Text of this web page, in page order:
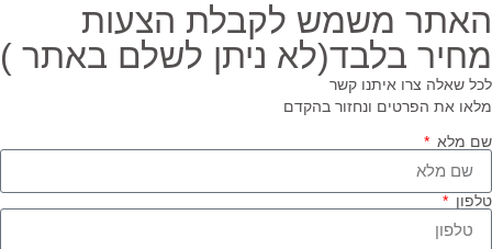
משמש לקבלת הצעות
בלבד(לא ניתן לשלם באתר )
שאלה צרו איתנו קשר
את הפרטים ונחזור בהקדם
מלא